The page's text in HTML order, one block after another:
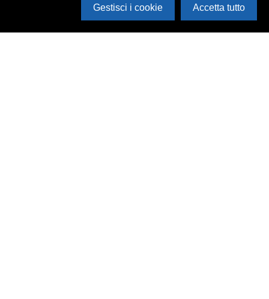
Gestisci i cookie Accetta tutto